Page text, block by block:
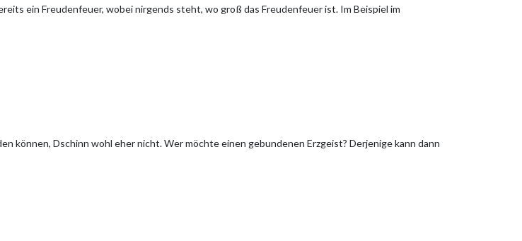
ein Freudenfeuer, wobei nirgends steht, wo groß das Freudenfeuer ist. Im Beispiel im
können, Dschinn wohl eher nicht. Wer möchte einen gebundenen Erzgeist? Derjenige kann dann